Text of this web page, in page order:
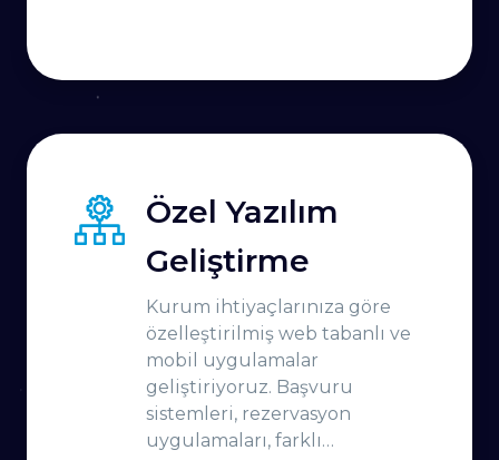
Özel Yazılım
Geliştirme
Kurum ihtiyaçlarınıza göre
özelleştirilmiş web tabanlı ve
mobil uygulamalar
geliştiriyoruz. Başvuru
sistemleri, rezervasyon
uygulamaları, farklı